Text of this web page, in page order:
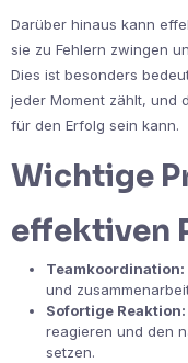
Darüber hinaus kann
sie zu Fehlern zwingen
Dies ist besonders
jeder Moment zählt, und
für den Erfolg sein kann.
Wichtige
effektiven
Teamkoordination:
und
Sofortige Reaktion:
reagieren und den
setzen.